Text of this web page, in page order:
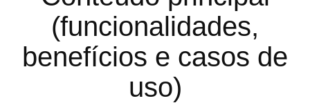
(funcionalidades,
benefícios e casos de
uso)